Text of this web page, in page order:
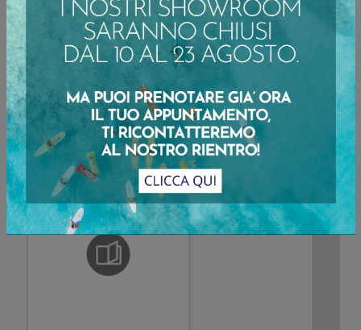
Sfoglia i cataloghi
INVIA